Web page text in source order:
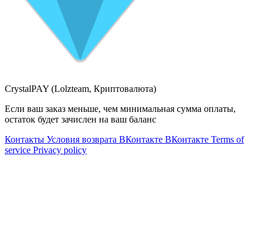
CrystalPAY (Lolzteam, Криптовалюта)
Если ваш заказ меньше, чем минимальная сумма оплаты,
остаток будет зачислен на ваш баланс
Контакты Условия возврата ВКонтакте ВКонтакте Terms of
service Privacy policy